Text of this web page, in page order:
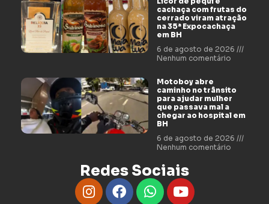
cachaça com frutas do
cerrado viram atração
na 35ª Expocachaça
em BH
6 de agosto de 2026
Nenhum comentário
Motoboy abre
caminho no trânsito
para ajudar mulher
que passava mal a
chegar ao hospital em
BH
6 de agosto de 2026
Nenhum comentário
Redes Sociais